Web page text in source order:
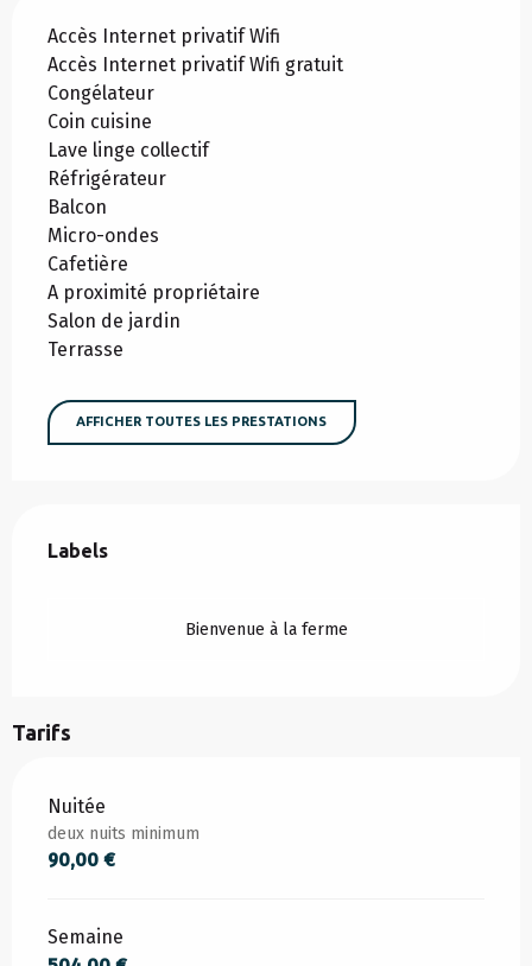
Accès Internet privatif Wifi
Accès Internet privatif Wifi gratuit
Congélateur
Coin cuisine
Lave linge collectif
Réfrigérateur
Balcon
Micro-ondes
Cafetière
A proximité propriétaire
Salon de jardin
Terrasse
AFFICHER TOUTES LES PRESTATIONS
Labels
Labels
Bienvenue à la ferme
Tarifs
Tarifs 2026
Nuitée
deux nuits minimum
90,00 €
Semaine